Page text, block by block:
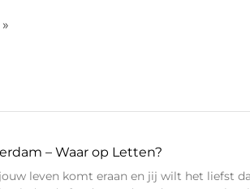
– Waar op Letten?
leven komt eraan en jij wilt het liefst